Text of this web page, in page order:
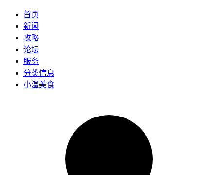
首页
新闻
攻略
论坛
服务
分类信息
小温美食